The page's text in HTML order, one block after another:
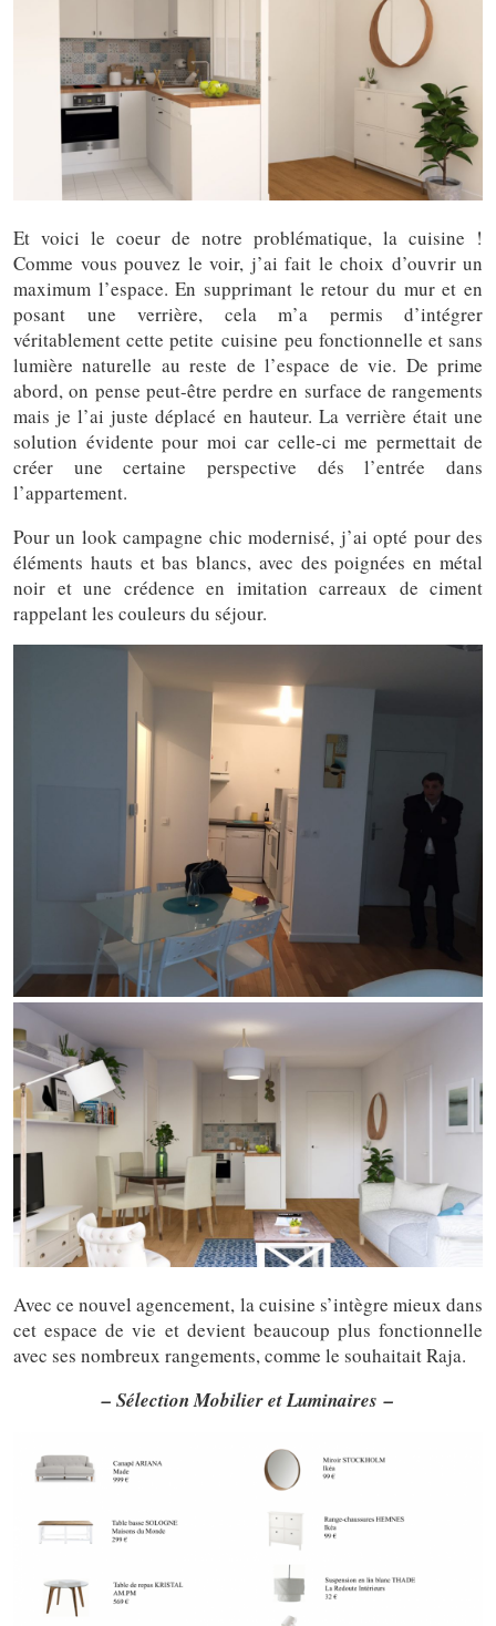
Et voici le coeur de notre problématique, la cuisine !
Comme vous pouvez le voir, j’ai fait le choix d’ouvrir un
maximum l’espace. En supprimant le retour du mur et en
posant une verrière, cela m’a permis d’intégrer
véritablement cette petite cuisine peu fonctionnelle et sans
lumière naturelle au reste de l’espace de vie. De prime
abord, on pense peut-être perdre en surface de rangements
mais je l’ai juste déplacé en hauteur. La verrière était une
solution évidente pour moi car celle-ci me permettait de
créer une certaine perspective dés l’entrée dans
l’appartement.
Pour un look campagne chic modernisé, j’ai opté pour des
éléments hauts et bas blancs, avec des poignées en métal
noir et une crédence en imitation carreaux de ciment
rappelant les couleurs du séjour.
Avec ce nouvel agencement, la cuisine s’intègre mieux dans
cet espace de vie et devient beaucoup plus fonctionnelle
avec ses nombreux rangements, comme le souhaitait Raja.
– Sélection Mobilier et Luminaires –